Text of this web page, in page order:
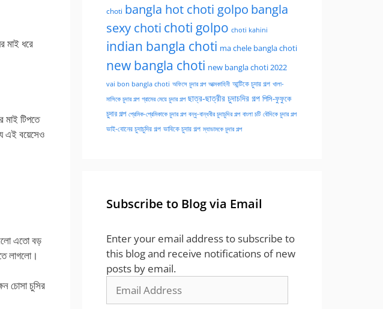
মাই ধরে
মাই টিপতে
এই বয়েসেও
এতো বড়
লাগলো।
চোসা চুসির
choti bangla hot choti golpo bangla
sexy choti choti golpo choti kahini
indian bangla choti ma chele bangla choti
new bangla choti new bangla choti 2022
vai bon bangla choti অফিসে চুদার গল্প আত্মকাহিনী আন্টিকে চুদার গল্প খালা-
মাসিকে চুদার গল্প গ্রামের মেয়ে চুদার গল্প ছাত্র-ছাত্রীর চুদাচদির গল্প পিসি-ফুফুকে
চুদার গল্প প্রেমিক-প্রেমিকাকে চুদার গল্প বন্ধু-বান্ধবীর চুদাচুদির গল্প বাংলা চটি বৌদিকে চুদার গল্প
ভাই-বোনের চুদাচুদির গল্প ভাবিকে চুদার গল্প ম্যাডামকে চুদার গল্প
Subscribe to Blog via Email
Enter your email address to subscribe to
this blog and receive notifications of new
posts by email.
Address